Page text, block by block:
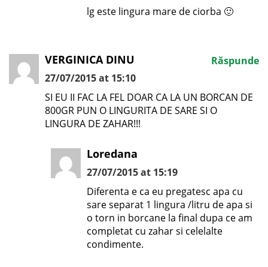
lg este lingura mare de ciorba 🙂
VERGINICA DINU
27/07/2015 at 15:10
SI EU II FAC LA FEL DOAR CA LA UN BORCAN DE
800GR PUN O LINGURITA DE SARE SI O
LINGURA DE ZAHAR!!!
Răspunde
Loredana
27/07/2015 at 15:19
Diferenta e ca eu pregatesc apa cu
sare separat 1 lingura /litru de apa si
o torn in borcane la final dupa ce am
completat cu zahar si celelalte
condimente.